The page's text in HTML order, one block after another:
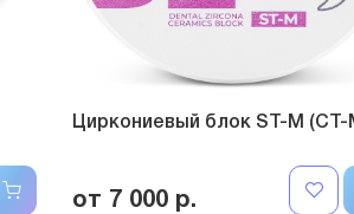
Циркониевый блок ST-M (СТ-
от 7 000 р.